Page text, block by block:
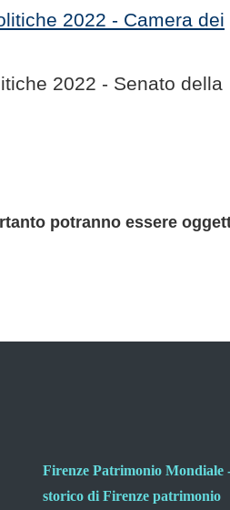
2022 - Camera dei
2022 - Senato della
potranno essere
Firenze Patrimonio Mondiale
storico di Firenze patrimonio